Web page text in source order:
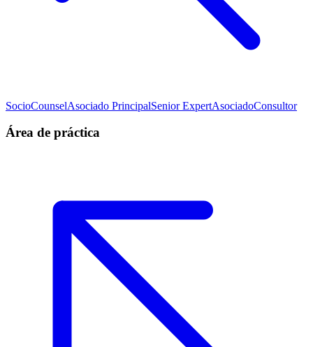
SocioCounselAsociado PrincipalSenior ExpertAsociadoConsultor
Área de práctica